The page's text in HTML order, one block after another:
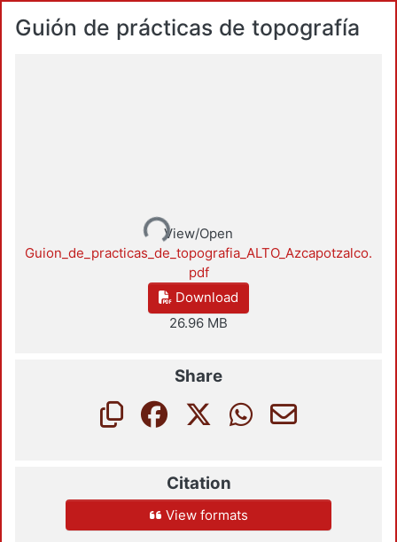
Guión de prácticas de topografía
Loading...View/Open
Guion_de_practicas_de_topografia_ALTO_Azcapotzalco.
pdf
Download
26.96 MB
Share
Citation
View formats